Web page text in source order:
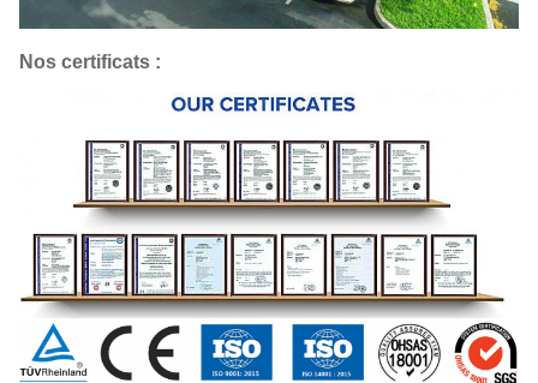
Nos certificats :